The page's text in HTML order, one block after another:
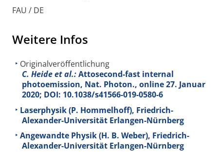
FAU / DE
Weitere Infos
Originalveröffentlichung
C. Heide et al.:Attosecond-fast internal
photoemission, Nat. Photon., online 27. Januar
2020; DOI: 10.1038/s41566-019-0580-6
Laserphysik (P. Hommelhoff), Friedrich-
Alexander-Universität Erlangen-Nürnberg
Angewandte Physik (H. B. Weber), Friedrich-
Alexander-Universität Erlangen-Nürnberg